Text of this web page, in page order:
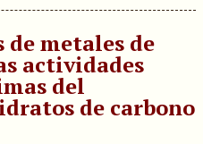
de metales de
actividades
del
de carbono